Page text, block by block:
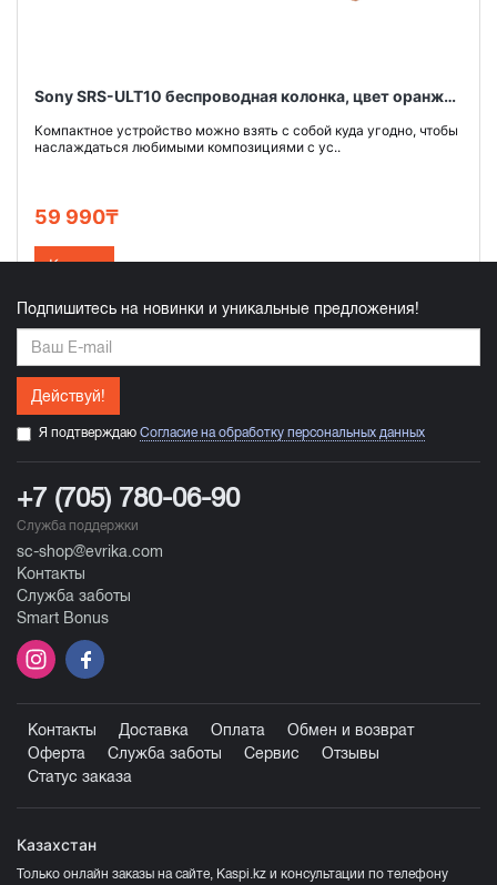
Sony SRS-ULT10 беспроводная колонка, цвет оранжевый
Компактное устройство можно взять с собой куда угодно, чтобы
наслаждаться любимыми композициями с ус..
59 990₸
Купить
Подпишитесь на новинки и уникальные предложения!
Действуй!
Я подтверждаю Согласие на обработку персональных данных
+7 (705) 780-06-90
Служба поддержки
sc-shop@evrika.com
Контакты
Служба заботы
Smart Bonus
Контакты Доставка Оплата
Обмен и возврат
Оферта
Служба заботы Сервис
Отзывы
Статус заказа
Казахстан
Только онлайн заказы на сайте, Kaspi.kz и консультации по телефону